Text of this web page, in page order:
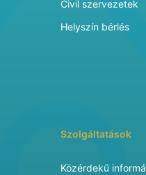
Civil szervezetek
Helyszín bérlés
Szolgáltatások
Közérdekű